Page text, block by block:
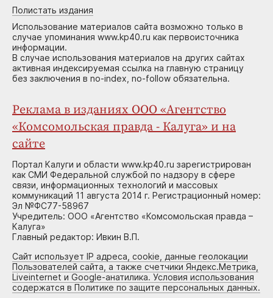
Полистать издания
Использование материалов сайта возможно только в
случае упоминания www.kp40.ru как первоисточника
информации.
В случае использования материалов на других сайтах
активная индексируемая ссылка на главную страницу
без заключения в no-index, no-follow обязательна.
Реклама в изданиях ООО «Агентство
«Комсомольская правда - Калуга» и на
сайте
Портал Калуги и области www.kp40.ru зарегистрирован
как СМИ Федеральной службой по надзору в сфере
связи, информационных технологий и массовых
коммуникаций 11 августа 2014 г. Регистрационный номер:
Эл №ФС77-58967
Учредитель: ООО «Агентство «Комсомольская правда –
Калуга»
Главный редактор: Ивкин В.П.
Сайт использует IP адреса, cookie, данные геолокации
Пользователей сайта, а также счетчики Яндекс.Метрика,
Liveinternet и Google-анатилика. Условия использования
содержатся в Политике по защите персональных данных.